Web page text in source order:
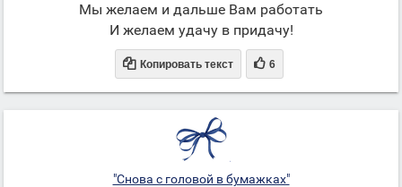
Мы желаем и дальше Вам работать
И желаем удачу в придачу!
 Копировать текст  6
"Снова с головой в бумажках"